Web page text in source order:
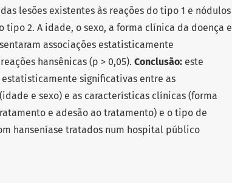
lesões existentes às reações do tipo 1 e nódulos
tipo 2. A idade, o sexo, a forma clínica da doença e
associações estatisticamente
hansênicas (p > 0,05). Conclusão: este
significativas entre as
e sexo) e as características clínicas (forma
e adesão ao tratamento) e o tipo de
hanseníase tratados num hospital público